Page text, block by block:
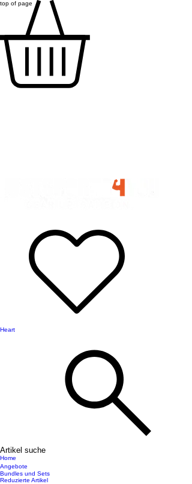
top of page
Heart
Artikel suche
Home
Angebote
Bundles und Sets
Reduzierte Artikel